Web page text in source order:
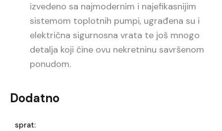
izvedeno sa najmodernim i najefikasnijim
sistemom toplotnih pumpi, ugrađena su i
električna sigurnosna vrata te još mnogo
detalja koji čine ovu nekretninu savršenom
ponudom.
Dodatno
sprat: